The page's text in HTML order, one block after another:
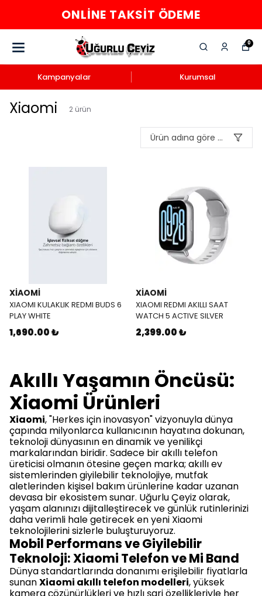
ONLINE TAKSIT ÖDEME
0
Kampanyalar Kurumsal
Xiaomi 2 ürün
Ürün adına göre A-Z
XIAOMI
XIAOMI KULAKLIK REDMI BUDS 6
PLAY WHITE
1,690.00 ₺
XIAOMI
XIAOMI REDMI AKILLI SAAT
WATCH 5 ACTIVE SILVER
2,399.00 ₺
Akıllı Yaşamın Öncüsü:
Xiaomi Ürünleri
Xiaomi, "Herkes için inovasyon" vizyonuyla dünya
çapında milyonlarca kullanıcının hayatına dokunan,
teknoloji dünyasının en dinamik ve yenilikçi
markalarından biridir. Sadece bir akıllı telefon
üreticisi olmanın ötesine geçen marka; akıllı ev
sistemlerinden giyilebilir teknolojiye, mutfak
aletlerinden kişisel bakım ürünlerine kadar uzanan
devasa bir ekosistem sunar. Uğurlu Çeyiz olarak,
yaşam alanınızı dijitalleştirecek ve günlük rutinlerinizi
daha verimli hale getirecek en yeni Xiaomi
teknolojilerini sizlerle buluşturuyoruz.
Mobil Performans ve Giyilebilir
Teknoloji: Xiaomi Telefon ve Mi Band
Dünya standartlarında donanımı erişilebilir fiyatlarla
sunanXiaomi akıllı telefon modelleri, yüksek